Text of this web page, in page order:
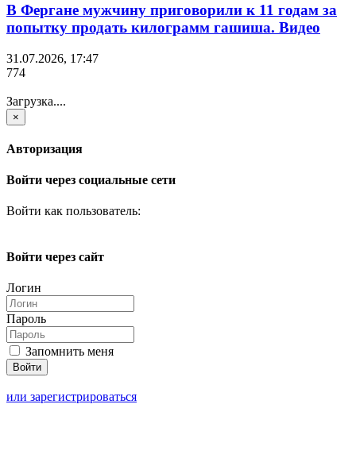
В Фергане мужчину приговорили к 11 годам за
попытку продать килограмм гашиша. Видео
31.07.2026, 17:47
774
Загрузка....
×
Авторизация
Войти через социальные сети
Войти как пользователь:
Войти через сайт
Логин
Пароль
Запомнить меня
или зарегистрироваться